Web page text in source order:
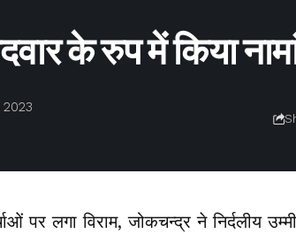
के रुप में किया
पर लगा विराम, जोकचन्द्र ने निर्दलीय